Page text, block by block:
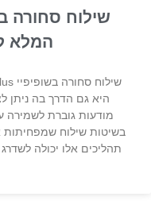
המלא
היא גם הדרך בה ניתן
מודעות גוברת לשמירה
בשיטות שילוח
תהליכים אלו יכולה